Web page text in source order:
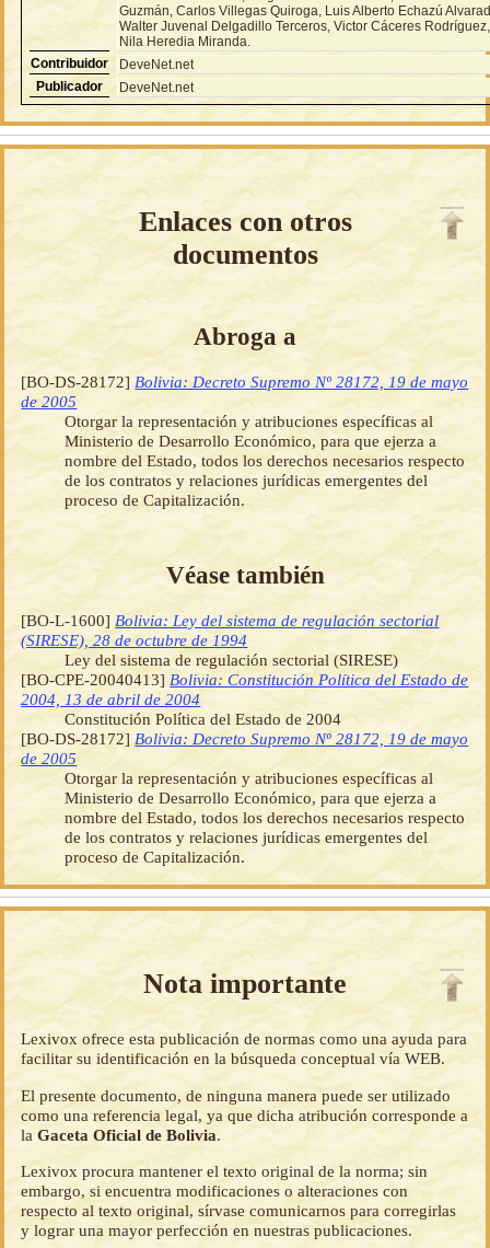
Guzmán, Carlos Villegas Quiroga, Luis Alberto Echazú
Walter Juvenal Delgadillo Terceros, Victor Cáceres Rodríguez,
Nila Heredia Miranda.
Contribuidor
DeveNet.net
Publicador
DeveNet.net
Enlaces con otros
documentos
Abroga a
[BO-DS-28172] Bolivia: Decreto Supremo Nº 28172, 19 de mayo
de 2005
Otorgar la representación y atribuciones específicas al
Ministerio de Desarrollo Económico, para que ejerza a
nombre del Estado, todos los derechos necesarios respecto
de los contratos y relaciones jurídicas emergentes del
proceso de Capitalización.
Véase también
[BO-L-1600] Bolivia: Ley del sistema de regulación sectorial
(SIRESE), 28 de octubre de 1994
Ley del sistema de regulación sectorial (SIRESE)
[BO-CPE-20040413] Bolivia: Constitución Política del Estado de
2004, 13 de abril de 2004
Constitución Política del Estado de 2004
[BO-DS-28172]Bolivia: Decreto Supremo Nº 28172, 19 de mayo
de 2005
Otorgar la representación y atribuciones específicas al
Ministerio de Desarrollo Económico, para que ejerza a
nombre del Estado, todos los derechos necesarios respecto
de los contratos y relaciones jurídicas emergentes del
proceso de Capitalización.
Nota importante
Lexivox ofrece esta publicación de normas como una ayuda para
facilitar su identificación en la búsqueda conceptual vía WEB.
El presente documento, de ninguna manera puede ser utilizado
como una referencia legal, ya que dicha atribución corresponde a
laGaceta Oficial de Bolivia.
Lexivox procura mantener el texto original de la norma; sin
embargo, si encuentra modificaciones o alteraciones con
respecto al texto original, sírvase comunicarnos para corregirlas
y lograr una mayor perfección en nuestras publicaciones.